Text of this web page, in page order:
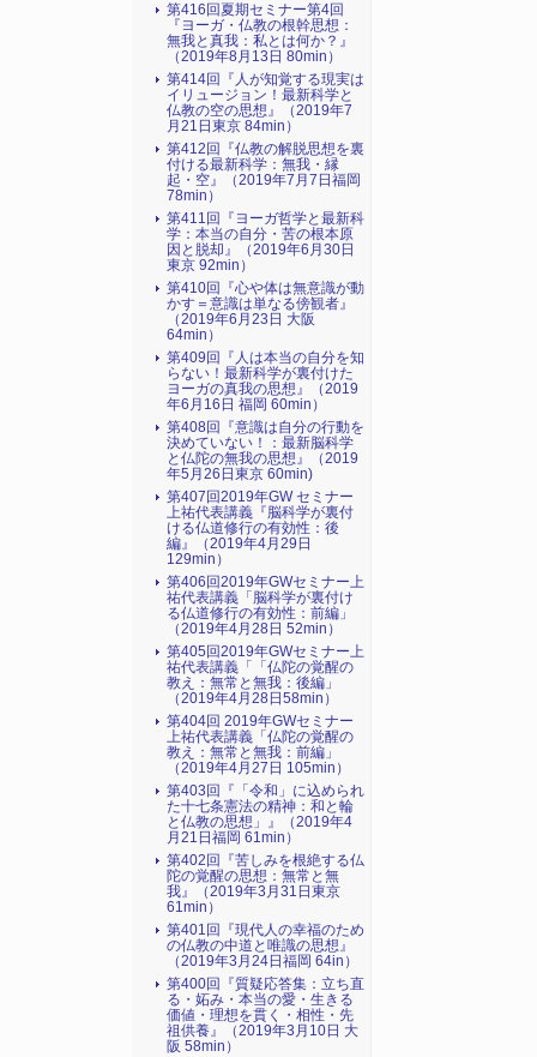
第416回夏期セミナー第4回
『ヨーガ・仏教の根幹思想：
無我と真我：私とは何か？』
（2019年8月13日 80min）
第414回『人が知覚する現実は
イリュージョン！最新科学と
仏教の空の思想』（2019年7
月21日東京 84min）
第412回『仏教の解脱思想を裏
付ける最新科学：無我・縁
起・空』（2019年7月7日福岡
78min）
第411回『ヨーガ哲学と最新科
学：本当の自分・苦の根本原
因と脱却』（2019年6月30日
東京 92min）
第410回『心や体は無意識が動
かす＝意識は単なる傍観者』
（2019年6月23日 大阪
64min）
第409回『人は本当の自分を知
らない！最新科学が裏付けた
ヨーガの真我の思想』（2019
年6月16日 福岡 60min）
第408回『意識は自分の行動を
決めていない！：最新脳科学
と仏陀の無我の思想』（2019
年5月26日東京 60min)
第407回2019年GW セミナー
上祐代表講義『脳科学が裏付
ける仏道修行の有効性：後
編』（2019年4月29日
129min）
第406回2019年GWセミナー上
祐代表講義「脳科学が裏付け
る仏道修行の有効性：前編」
（2019年4月28日 52min）
第405回2019年GWセミナー上
祐代表講義「「仏陀の覚醒の
教え：無常と無我：後編」
（2019年4月28日58min）
第404回 2019年GWセミナー
上祐代表講義「仏陀の覚醒の
教え：無常と無我：前編」
（2019年4月27日 105min）
第403回『「令和」に込められ
た十七条憲法の精神：和と輪
と仏教の思想」』（2019年4
月21日福岡 61min）
第402回『苦しみを根絶する仏
陀の覚醒の思想：無常と無
我』（2019年3月31日東京
61min）
第401回『現代人の幸福のため
の仏教の中道と唯識の思想』
（2019年3月24日福岡 64in）
第400回『質疑応答集：立ち直
る・妬み・本当の愛・生きる
価値・理想を貫く・相性・先
祖供養』（2019年3月10日 大
阪 58min）